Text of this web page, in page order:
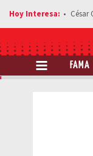
César
FAMA